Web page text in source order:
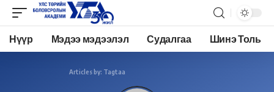
Нүүр Мэдээ мэдээлэл Судалгаа Шинэ Толь
Articles by: Tagtaa